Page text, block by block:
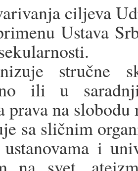
ciljeva
Ustava
stručne
ili u
prava na
sa sličnim
i